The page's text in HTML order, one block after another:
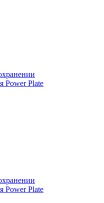
Power Plate
Power Plate